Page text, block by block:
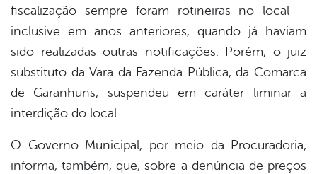
fiscalização sempre foram rotineiras no local –
inclusive em anos anteriores, quando já haviam
sido realizadas outras notificações. Porém, o juiz
substituto da Vara da Fazenda Pública, da Comarca
de Garanhuns, suspendeu em caráter liminar a
interdição do local.
O Governo Municipal, por meio da Procuradoria,
informa, também, que, sobre a denúncia de preços